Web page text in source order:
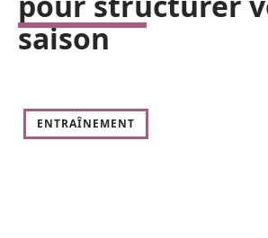
saison
ENTRAÎNEMENT